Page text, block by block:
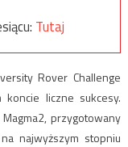
Tutaj
Rover Challenge
liczne sukcesy.
przygotowany
najwyższym stopniu